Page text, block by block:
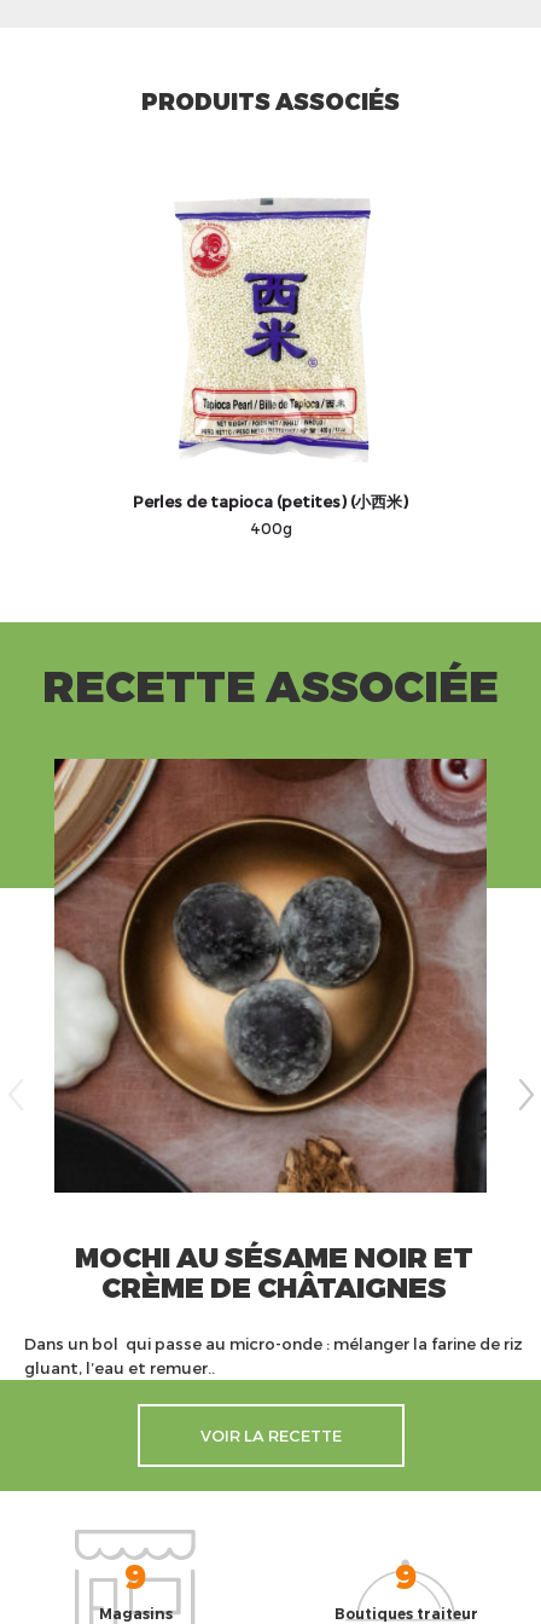
PRODUITS ASSOCIÉS
Perles de tapioca (petites) (小西米)
400g
RECETTE ASSOCIÉE
MOCHI AU SÉSAME NOIR ET
CRÈME DE CHÂTAIGNES
Dans un bol qui passe au micro-onde : mélanger la farine de riz
gluant, l’eau et remuer..
VOIR LA RECETTE
9
Magasins
9
Boutiques traiteur